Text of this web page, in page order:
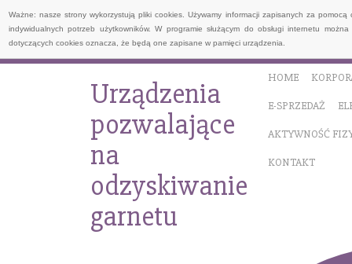
Ważne: nasze strony wykorzystują pliki cookies. Używamy informacji zapisanych za
indywidualnych potrzeb użytkowników. W programie służącym do obsługi internetu
dotyczących cookies oznacza, że będą one zapisane w pamięci urządzenia.
HOME
E-SPRZEDAŻ
AKTYWNOŚĆ
KONTAKT
Urządzenia
pozwalające
na
odzyskiwanie
garnetu